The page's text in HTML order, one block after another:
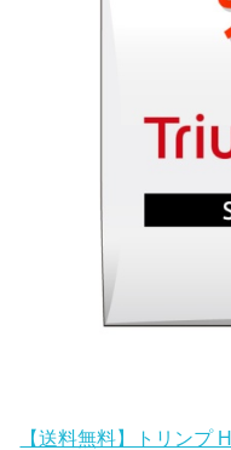
【送料無料】トリンプ